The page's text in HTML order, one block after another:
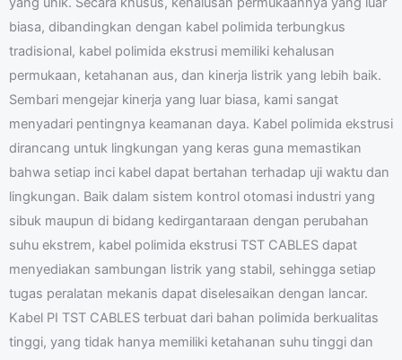
biasa, dibandingkan dengan kabel polimida terbungkus
tradisional, kabel polimida ekstrusi memiliki kehalusan
permukaan, ketahanan aus, dan kinerja listrik yang lebih baik.
Sembari mengejar kinerja yang luar biasa, kami sangat
menyadari pentingnya keamanan daya. Kabel polimida ekstrusi
dirancang untuk lingkungan yang keras guna memastikan
bahwa setiap inci kabel dapat bertahan terhadap uji waktu dan
lingkungan. Baik dalam sistem kontrol otomasi industri yang
sibuk maupun di bidang kedirgantaraan dengan perubahan
suhu ekstrem, kabel polimida ekstrusi TST CABLES dapat
menyediakan sambungan listrik yang stabil, sehingga setiap
tugas peralatan mekanis dapat diselesaikan dengan lancar.
Kabel PI TST CABLES terbuat dari bahan polimida berkualitas
tinggi, yang tidak hanya memiliki ketahanan suhu tinggi dan